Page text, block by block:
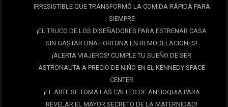
IRRESISTIBLE QUE TRANSFORMÓ LA COMIDA RÁPIDA PARA
SIEMPRE
¡EL TRUCO DE LOS DISEÑADORES PARA ESTRENAR CASA
SIN GASTAR UNA FORTUNA EN REMODELACIONES!
¡ALERTA VIAJEROS! CUMPLE TU SUEÑO DE SER
ASTRONAUTA A PRECIO DE NIÑO EN EL KENNEDY SPACE
CENTER
¡EL ARTE SE TOMA LAS CALLES DE ANTIOQUIA PARA
REVELAR EL MAYOR SECRETO DE LA MATERNIDAD!